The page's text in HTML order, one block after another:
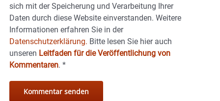
sich mit der Speicherung und Verarbeitung Ihrer
Daten durch diese Website einverstanden. Weitere
Informationen erfahren Sie in der
Datenschutzerklärung. Bitte lesen Sie hier auch
unseren Leitfaden für die Veröffentlichung von
Kommentaren. *